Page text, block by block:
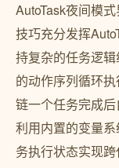
AutoTask夜间模
技巧充分发挥
持复杂的任务逻
的动作序列循环
链一个任务完成
利用内置的变量
务执行状态实现